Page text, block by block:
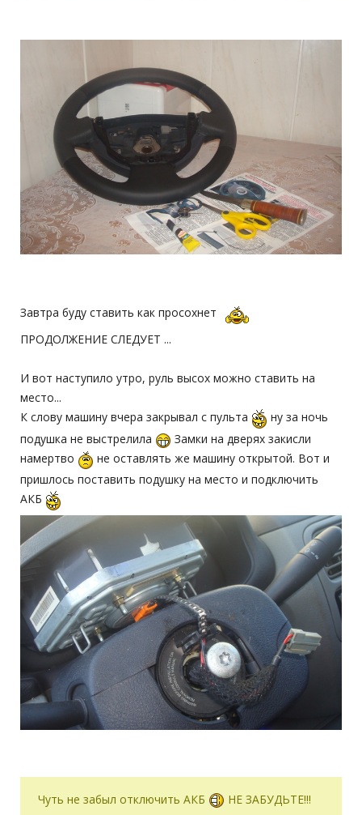
Завтра буду ставить как просохнет
ПРОДОЛЖЕНИЕ СЛЕДУЕТ ...
И вот наступило утро, руль высох можно ставить на
место...
К слову машину вчера закрывал с пульта
ну за ночь
подушка не выстрелила
Замки на дверях закисли
намертво
не оставлять же машину открытой. Вот и
пришлось поставить подушку на место и подключить
АКБ
Чуть не забыл отключить АКБ НЕ ЗАБУДЬТЕ!!!